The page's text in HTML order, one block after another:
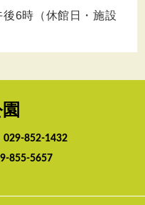
後6時（休館日・施設
029-852-1432
855-5657